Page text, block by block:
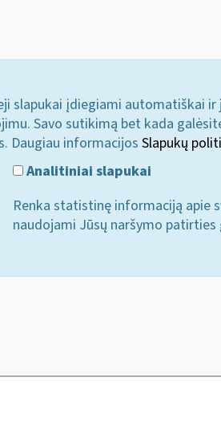
slapukai įdiegiami automatiškai ir
Savo sutikimą bet kada
Daugiau informacijos Slapukų
Analitiniai slapukai
Renka statistinę informaciją apie
naudojami Jūsų naršymo patirties